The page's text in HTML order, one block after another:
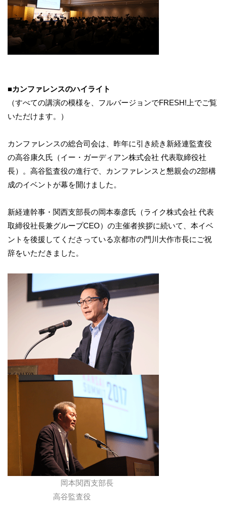
■カンファレンスのハイライト
（すべての講演の模様を、フルバージョンでFRESH!上でご覧
いただけます。）
カンファレンスの総合司会は、昨年に引き続き新経連監査役
の高谷康久氏（イー・ガーディアン株式会社 代表取締役社
長）。高谷監査役の進行で、カンファレンスと懇親会の2部構
成のイベントが幕を開けました。
新経連幹事・関西支部長の岡本泰彦氏（ライク株式会社 代表
取締役社長兼グループCEO）の主催者挨拶に続いて、本イベ
ントを後援してくださっている京都市の門川大作市長にご祝
辞をいただきました。
岡本関西支部長
高谷監査役